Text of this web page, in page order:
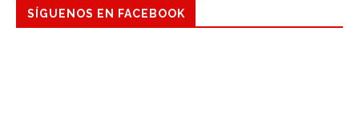
SÍGUENOS EN FACEBOOK